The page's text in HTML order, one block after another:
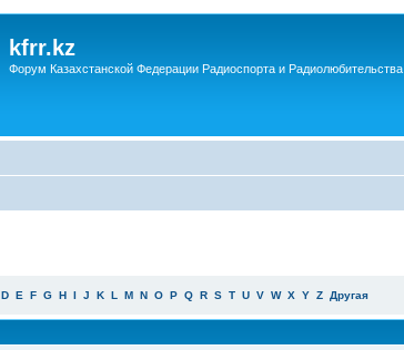
kfrr.kz
Форум Казахстанской Федерации Радиоспорта и Радиолюбительства
D E F G H I J K L M N O P Q R S T U V W X Y Z Другая